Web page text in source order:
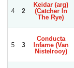
4 2
Keidar (arg)
(Catcher In
The Rye)
5 3
Conducta
Infame (Van
Nistelrooy)